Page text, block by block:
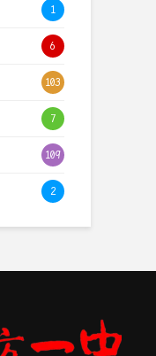
1
6
103
7
109
2